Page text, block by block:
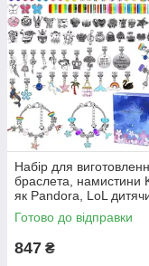
Набір для
браслета, намистини
як Pandora, LoL
елементів ( Польща)
Готово до відправки
847 ₴